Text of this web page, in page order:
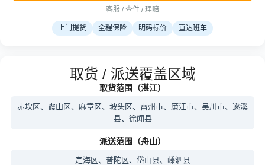
客服 / 查件 / 理赔
上门提货 全程保险 明码标价 直达班车
取货 / 派送覆盖区域
取货范围（湛江）
赤坎区、霞山区、麻章区、坡头区、雷州市、廉江市、吴川市、遂溪
县、徐闻县
派送范围（舟山）
定海区、普陀区、岱山县、嵊泗县